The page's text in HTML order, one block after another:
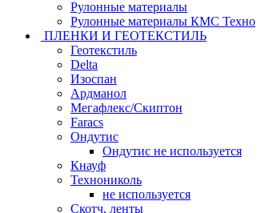
Рулонные материалы
Рулонные материалы КМС Техно
ПЛЕНКИ И ГЕОТЕКСТИЛЬ
Геотекстиль
Delta
Изоспан
Ардманол
Мегафлекс/Скиптон
Faracs
Ондутис
Ондутис не используется
Кнауф
Технониколь
не используется
Скотч, ленты